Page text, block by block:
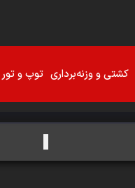
کشتی و وزنه‌برداری توپ و تور